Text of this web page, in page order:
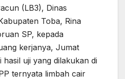
(LB3), Dinas
Toba, Rina
SP, kepada
kerjanya, Jumat
hasil uji yang dilakukan di
ternyata limbah cair